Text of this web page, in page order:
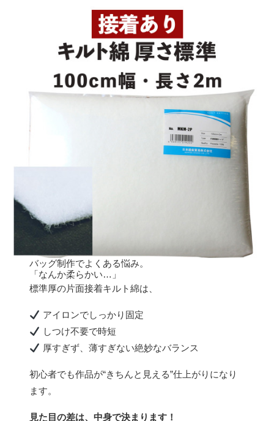
バッグ制作でよくある悩み。
「なんか柔らかい…」
標準厚の片面接着キルト綿は、
アイロンでしっかり固定
しつけ不要で時短
厚すぎず、薄すぎない絶妙なバランス
初心者でも作品が“きちんと見える”仕上がりになり
ます。
見た目の差は、中身で決まります！